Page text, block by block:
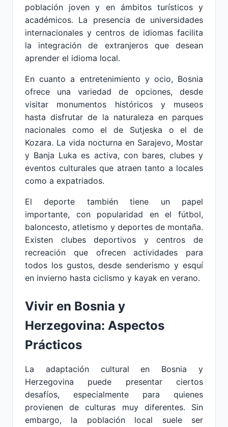
población joven y en ámbitos turísticos y
académicos. La presencia de universidades
internacionales y centros de idiomas facilita
la integración de extranjeros que desean
aprender el idioma local.
En cuanto a entretenimiento y ocio, Bosnia
ofrece una variedad de opciones, desde
visitar monumentos históricos y museos
hasta disfrutar de la naturaleza en parques
nacionales como el de Sutjeska o el de
Kozara. La vida nocturna en Sarajevo, Mostar
y Banja Luka es activa, con bares, clubes y
eventos culturales que atraen tanto a locales
como a expatriados.
El deporte también tiene un papel
importante, con popularidad en el fútbol,
baloncesto, atletismo y deportes de montaña.
Existen clubes deportivos y centros de
recreación que ofrecen actividades para
todos los gustos, desde senderismo y esquí
en invierno hasta ciclismo y kayak en verano.
Vivir en Bosnia y
Herzegovina: Aspectos
Prácticos
La adaptación cultural en Bosnia y
Herzegovina puede presentar ciertos
desafíos, especialmente para quienes
provienen de culturas muy diferentes. Sin
embargo, la población local suele ser